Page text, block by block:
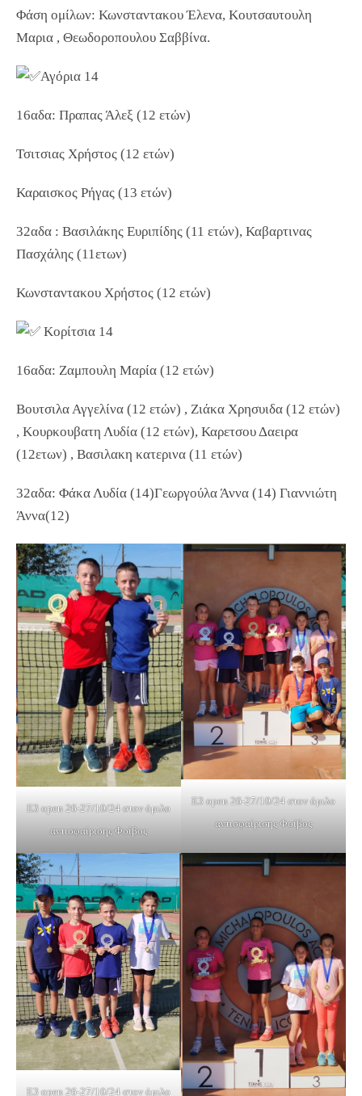
Φάση ομίλων: Κωνσταντακου Έλενα, Κουτσαυτουλη
Μαρια , Θεωδοροπουλου Σαββίνα.
Αγόρια 14
16αδα: Πραπας Άλεξ (12 ετών)
Τσιτσιας Χρήστος (12 ετών)
Καραισκος Ρήγας (13 ετών)
32αδα : Βασιλάκης Ευριπίδης (11 ετών), Καβαρτινας
Πασχάλης (11ετων)
Κωνσταντακου Χρήστος (12 ετών)
Κορίτσια 14
16αδα: Ζαμπουλη Μαρία (12 ετών)
Βουτσιλα Αγγελίνα (12 ετών) , Ζιάκα Χρησυιδα (12 ετών)
, Κουρκουβατη Λυδία (12 ετών), Καρετσου Δαειρα
(12ετων) , Βασιλακη κατερινα (11 ετών)
32αδα: Φάκα Λυδία (14)Γεωργούλα Άννα (14) Γιαννιώτη
Άννα(12)
Ε3 open 26-27/10/24 στον όμιλο
αντισφαίρισης Φοίβος
Ε3 open 26-27/10/24 στον όμιλο
αντισφαίρισης Φοίβος
Ε3 open 26-27/10/24 στον όμιλο